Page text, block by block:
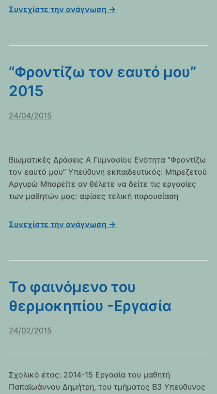
Συνεχίστε την ανάγνωση →
“Φροντίζω τον εαυτό μου”
2015
24/04/2015
Βιωματικές Δράσεις Α Γυμνασίου Ενότητα “Φροντίζω
τον εαυτό μου” Υπεύθυνη εκπαιδευτικός: Μπρεζετού
Αργυρώ Μπορείτε αν θέλετε να δείτε τις εργασίες
των μαθητών μας: αφίσες τελική παρουσίαση
Συνεχίστε την ανάγνωση →
Το φαινόμενο του
θερμοκηπίου -Εργασία
24/02/2015
Σχολικό έτος: 2014-15 Εργασία του μαθητή
Παπαϊωάννου Δημήτρη, του τμήματος Β3 Υπεύθυνος